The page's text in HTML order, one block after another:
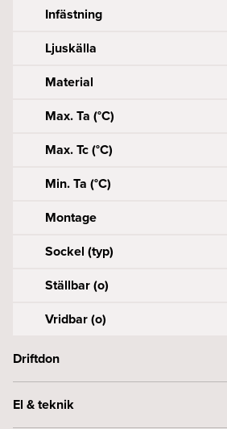
Infästning
Ljuskälla
Material
Max. Ta (°C)
Max. Tc (°C)
Min. Ta (°C)
Montage
Sockel (typ)
Ställbar (o)
Vridbar (o)
Driftdon
Anslutning (mm2)
El & teknik